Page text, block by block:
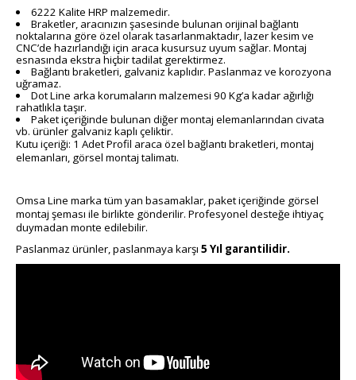
6222 Kalite HRP malzemedir.
Braketler, aracınızın şasesinde bulunan orijinal bağlantı
noktalarına göre özel olarak tasarlanmaktadır, lazer kesim ve
CNC’de hazırlandığı için araca kusursuz uyum sağlar. Montaj
esnasında ekstra hiçbir tadilat gerektirmez.
Bağlantı braketleri, galvaniz kaplıdır. Paslanmaz ve korozyona
uğramaz.
Dot Line arka korumaların malzemesi 90 Kg’a kadar ağırlığı
rahatlıkla taşır.
Paket içeriğinde bulunan diğer montaj elemanlarından civata
vb. ürünler galvaniz kaplı çeliktir.
Kutu içeriği: 1 Adet Profil araca özel bağlantı braketleri, montaj
elemanları, görsel montaj talimatı.
Omsa Line marka tüm yan basamaklar, paket içeriğinde görsel
montaj şeması ile birlikte gönderilir. Profesyonel desteğe ihtiyaç
duymadan monte edilebilir.
Paslanmaz ürünler, paslanmaya karşı 5 Yıl garantilidir.